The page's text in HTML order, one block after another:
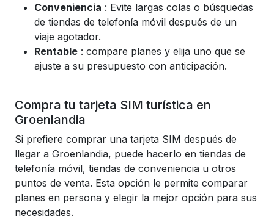
Conveniencia : Evite largas colas o búsquedas
de tiendas de telefonía móvil después de un
viaje agotador.
Rentable : compare planes y elija uno que se
ajuste a su presupuesto con anticipación.
Compra tu tarjeta SIM turística en
Groenlandia
Si prefiere comprar una tarjeta SIM después de
llegar a Groenlandia, puede hacerlo en tiendas de
telefonía móvil, tiendas de conveniencia u otros
puntos de venta. Esta opción le permite comparar
planes en persona y elegir la mejor opción para sus
necesidades.